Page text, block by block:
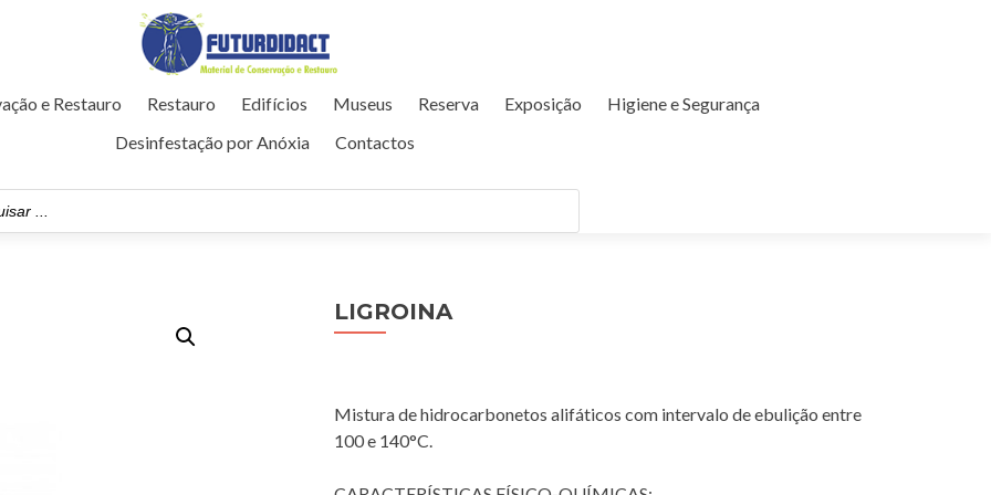
e Restauro Restauro Edifícios Museus Reserva Exposição
Higiene e Segurança
Desinfestação por Anóxia
Contactos
LIGROINA
Mistura de hidrocarbonetos alifáticos com intervalo de ebulição entre
100 e 140°C.